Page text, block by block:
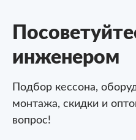
инженером
Подбор кессона,
монтажа, скидки и
вопрос!